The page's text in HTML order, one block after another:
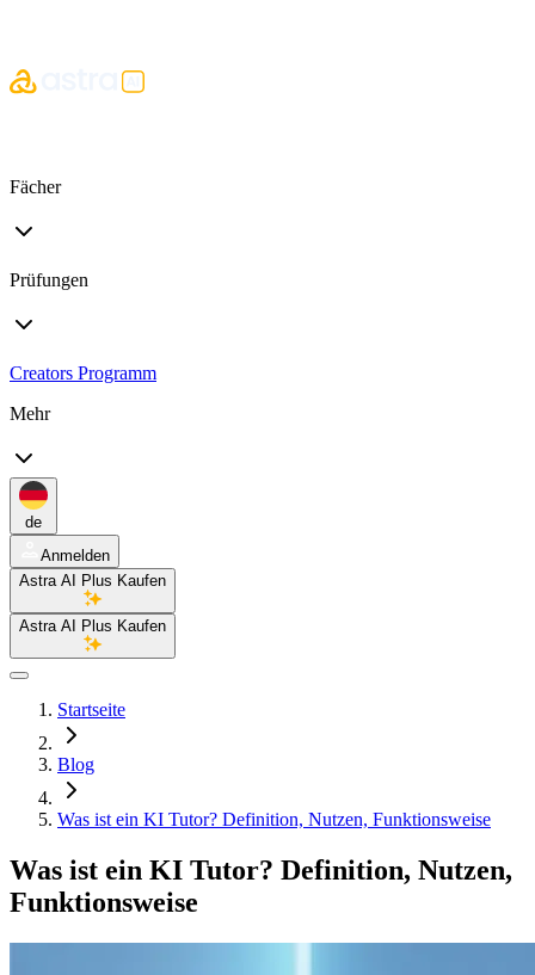
Fächer
Prüfungen
Creators Programm
Mehr
de
Anmelden
Astra AI Plus Kaufen
Astra AI Plus Kaufen
Startseite
Blog
Was ist ein KI Tutor? Definition, Nutzen, Funktionsweise
Was ist ein KI Tutor? Definition, Nutzen,
Funktionsweise